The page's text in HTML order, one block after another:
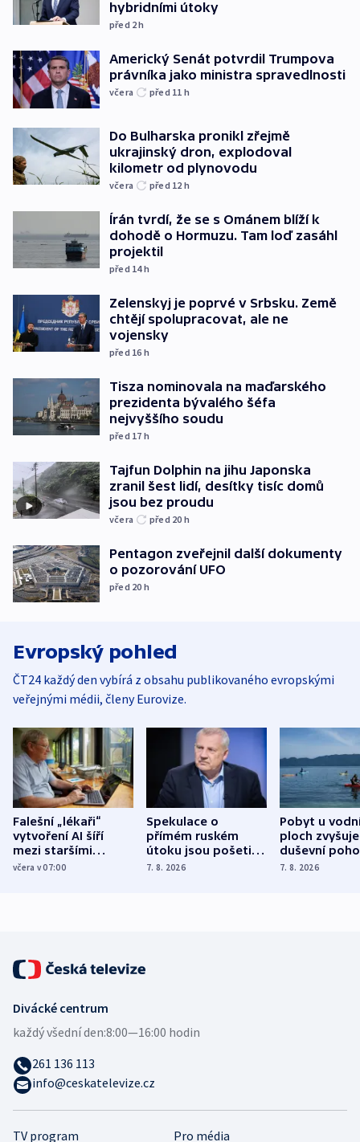
hybridními útoky
před 2h
Americký Senát potvrdil Trumpova
právníka jako ministra spravedlnosti
včera před 11 h
Do Bulharska pronikl zřejmě
ukrajinský dron, explodoval
kilometr od plynovodu
včera před 12 h
Írán tvrdí, že se s Ománem blíží k
dohodě o Hormuzu. Tam loď zasáhl
projektil
před 14h
Zelenskyj je poprvé v Srbsku. Země
chtějí spolupracovat, ale ne
vojensky
před 16 h
Tisza nominovala na maďarského
prezidenta bývalého šéfa
nejvyššího soudu
před 17 h
Tajfun Dolphin na jihu Japonska
zranil šest lidí, desítky tisíc domů
jsou bez proudu
včera před 20 h
Pentagon zveřejnil další dokumenty
o pozorování UFO
před 20 h
Evropský pohled
ČT24 každý den vybírá z obsahu publikovaného evropskými
veřejnými médii, členy Eurovize.
Falešní „lékaři“
vytvoření AI šíří
mezi staršími
Poláky nebezpečné
včera v 07:00
Spekulace o
přímém ruském
útoku jsou pošetilé,
míní estonský
7. 8. 2026
Pobyt u
ploch zvyšuje
duševní
ukázala
7. 8. 2026
TV program Pro média
Divácké centrum
každý všední den:8:00—16:00 hodin
261 136 113
info@ceskatelevize.cz